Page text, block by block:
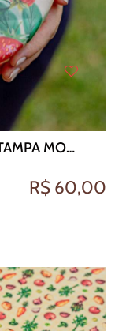
kit Pano de Cera Vegano PMG (ESTAMPA MORAngo)
R$ 60,00